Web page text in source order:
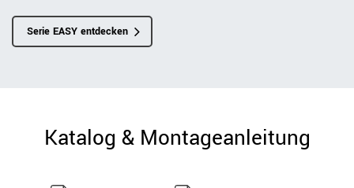
Serie EASY entdecken
Katalog & Montageanleitung